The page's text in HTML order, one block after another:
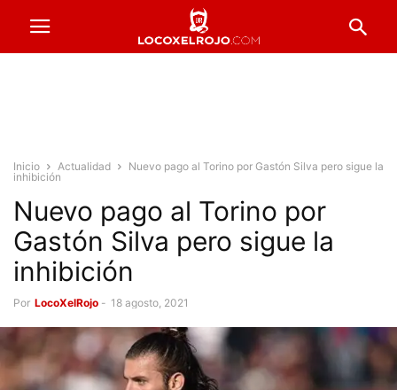
Inicio Actualidad
Nuevo pago al Torino por Gastón Silva pero sigue la
inhibición
Nuevo pago al Torino por
Gastón Silva pero sigue la
inhibición
Por LocoXelRojo - 18 agosto, 2021